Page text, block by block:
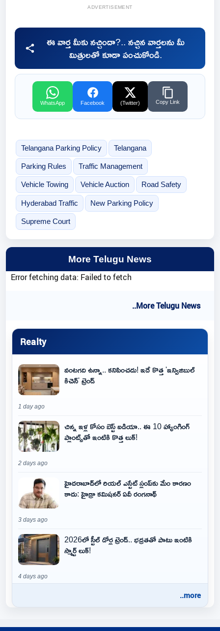
ADVERTISEMENT
ఈ వార్త మీకు నచ్చిందా?.. నచ్చిన వార్తలను మీ
మిత్రులతో కూడా పంచుకోండి.
WhatsApp Facebook (Twitter) Copy Link
Telangana Parking Policy Telangana
Parking Rules Traffic Management
Vehicle Towing Vehicle Auction Road Safety
Hyderabad Traffic New Parking Policy
Supreme Court
More Telugu News
Error fetching data: Failed to fetch
..More Telugu News
Realty
వంటగది ఉన్నా.. కనిపించదు! ఇదే కొత్త 'ఇన్విజిబుల్
కిచెన్' ట్రెండ్
1 day ago
చిన్న ఇళ్ల కోసం బెస్ట్ ఐడియా.. ఈ 10 హ్యాంగింగ్
ప్లాంట్స్‌తో ఇంటికి కొత్త లుక్!
2 days ago
హైదరాబాద్‌లో రియల్ ఎస్టేట్ స్లంప్‌కు మేం కారణం
కాదు: హైడ్రా కమిషనర్ ఏవీ రంగనాథ్
3 days ago
2026లో స్టీల్ డోర్ల ట్రెండ్.. భద్రతతో పాటు ఇంటికి
స్మార్ట్ లుక్!
4 days ago
..more